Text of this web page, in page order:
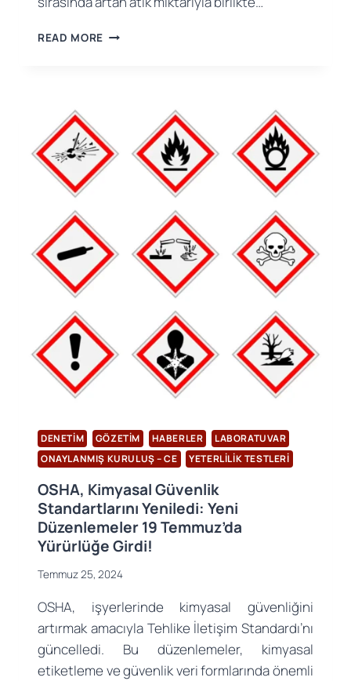
READ MORE SAĞLIK
İLGI:
ÇEVRE
UYGULAMALAR
DENETIM GÖZETIM HABERLER
LABORATUVAR
ONAYLANMIŞ KURULUŞ – CE
YETERLILIK TESTLERI
OSHA, Kimyasal Güvenlik
Standartlarını Yeniledi: Yeni
Düzenlemeler 19 Temmuz’da
Yürürlüğe Girdi!
Temmuz 25, 2024
OSHA, işyerlerinde kimyasal güvenliğini
artırmak amacıyla Tehlike İletişim Standardı’nı
güncelledi. Bu düzenlemeler, kimyasal
etiketleme ve güvenlik veri formlarında önemli